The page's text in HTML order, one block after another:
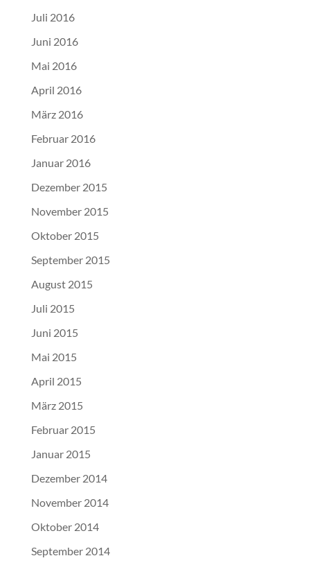
Juli 2016
Juni 2016
Mai 2016
April 2016
März 2016
Februar 2016
Januar 2016
Dezember 2015
November 2015
Oktober 2015
September 2015
August 2015
Juli 2015
Juni 2015
Mai 2015
April 2015
März 2015
Februar 2015
Januar 2015
Dezember 2014
November 2014
Oktober 2014
September 2014